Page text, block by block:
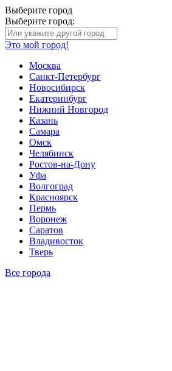
Выберите город
Выберите город:
Это мой город!
Москва
Санкт-Петербург
Новосибирск
Екатеринбург
Нижний Новгород
Казань
Самара
Омск
Челябинск
Ростов-на-Дону
Уфа
Волгоград
Красноярск
Пермь
Воронеж
Саратов
Владивосток
Тверь
Все города